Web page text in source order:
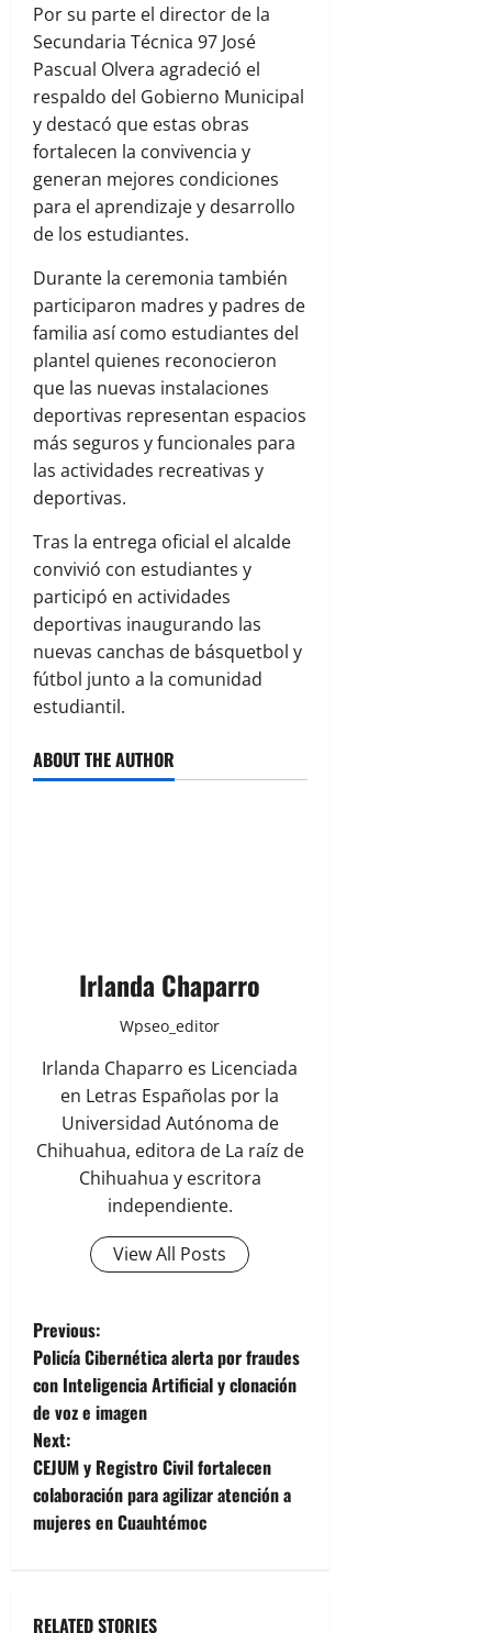
Por su parte el director de la
Secundaria Técnica 97 José
Pascual Olvera agradeció el
respaldo del Gobierno Municipal
y destacó que estas obras
fortalecen la convivencia y
generan mejores condiciones
para el aprendizaje y desarrollo
de los estudiantes.
Durante la ceremonia también
participaron madres y padres de
familia así como estudiantes del
plantel quienes reconocieron
que las nuevas instalaciones
deportivas representan espacios
más seguros y funcionales para
las actividades recreativas y
deportivas.
Tras la entrega oficial el alcalde
convivió con estudiantes y
participó en actividades
deportivas inaugurando las
nuevas canchas de básquetbol y
fútbol junto a la comunidad
estudiantil.
ABOUT THE AUTHOR
Irlanda Chaparro
Wpseo_editor
Irlanda Chaparro es Licenciada
en Letras Españolas por la
Universidad Autónoma de
Chihuahua, editora de La raíz de
Chihuahua y escritora
independiente.
View All Posts
P
o
s
t
n
v
Previous:
Policía Cibernética alerta por fraudes
con Inteligencia Artificial y clonación
de voz e imagen
Next:
CEJUM y Registro Civil fortalecen
colaboración para agilizar atención a
mujeres en Cuauhtémoc
RELATED STORIES